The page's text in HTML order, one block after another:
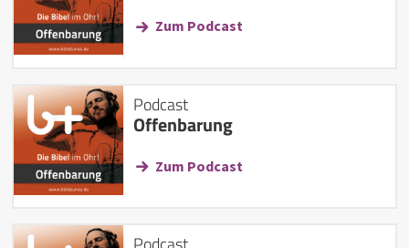
Zum Podcast
Podcast
Offenbarung
Zum Podcast